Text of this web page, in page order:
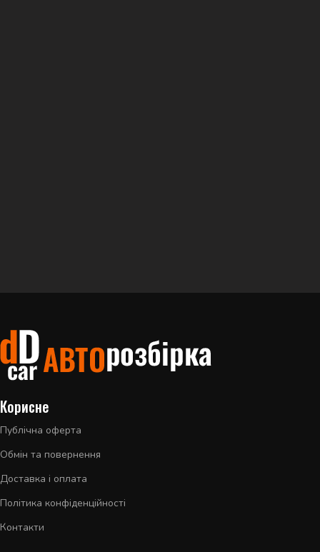
Корисне
Публічна оферта
Обмін та повернення
Доставка і оплата
Політика конфіденційності
Контакти